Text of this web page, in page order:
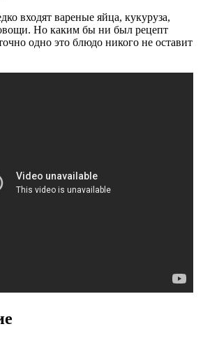
входят вареные яйца, кукуруза,
Но каким бы ни был рецепт
одно это блюдо никого не оставит